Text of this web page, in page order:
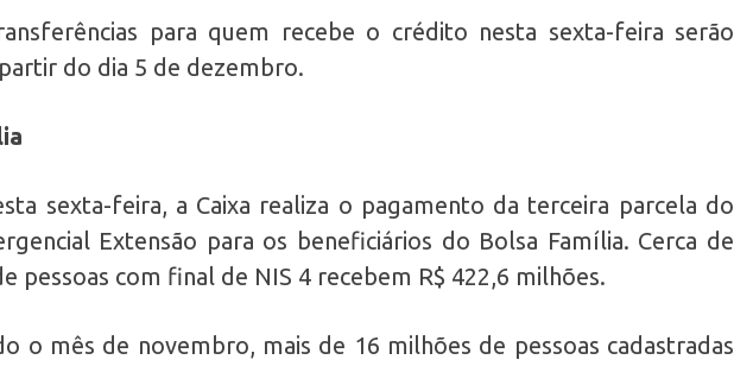
para quem recebe o crédito nesta sexta-feira serão
do dia 5 de dezembro.
sexta-feira, a Caixa realiza o pagamento da terceira parcela do
Extensão para os beneficiários do Bolsa Família. Cerca de
pessoas com final de NIS 4 recebem R$ 422,6 milhões.
o mês de novembro, mais de 16 milhões de pessoas cadastradas